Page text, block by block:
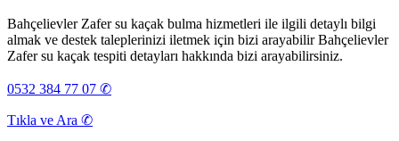
Bahçelievler Zafer su kaçak bulma hizmetleri ile ilgili detaylı bilgi
almak ve destek taleplerinizi iletmek için bizi arayabilir Bahçelievler
Zafer su kaçak tespiti detayları hakkında bizi arayabilirsiniz.
0532 384 77 07 ✆
Tıkla ve Ara ✆